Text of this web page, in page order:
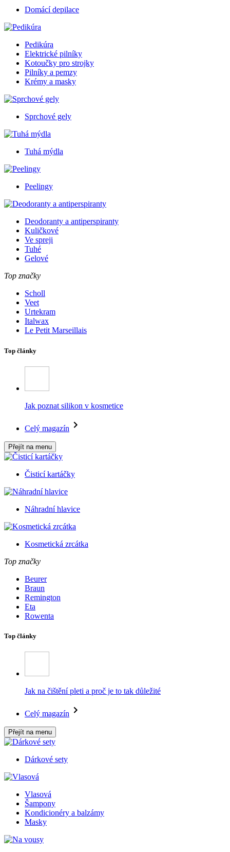
Domácí depilace
Pedikúra
Elektrické pilníky
Kotoučky pro strojky
Pilníky a pemzy
Krémy a masky
Sprchové gely
Tuhá mýdla
Peelingy
Deodoranty a antiperspiranty
Kuličkové
Ve spreji
Tuhé
Gelové
Top značky
Scholl
Veet
Urtekram
Italwax
Le Petit Marseillais
Top články
Jak poznat silikon v kosmetice
Celý magazín
Přejít na menu
Čisticí kartáčky
Náhradní hlavice
Kosmetická zrcátka
Top značky
Beurer
Braun
Remington
Eta
Rowenta
Top články
Jak na čištění pleti a proč je to tak důležité
Celý magazín
Přejít na menu
Dárkové sety
Vlasová
Šampony
Kondicionéry a balzámy
Masky